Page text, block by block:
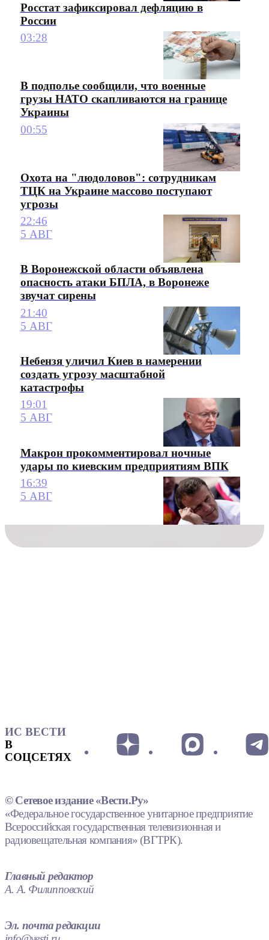
Росстат зафиксировал дефляцию в
России
03:28
В подполье сообщили, что военные
грузы НАТО скапливаются на границе
Украины
00:55
Охота на "людоловов": сотрудникам
ТЦК на Украине массово поступают
угрозы
22:46
5 АВГ
В Воронежской области объявлена
опасность атаки БПЛА, в Воронеже
звучат сирены
21:40
5 АВГ
Небензя уличил Киев в намерении
создать угрозу масштабной
катастрофы
19:01
5 АВГ
Макрон прокомментировал ночные
удары по киевским предприятиям ВПК
16:39
5 АВГ
ИС ВЕСТИ
В
СОЦСЕТЯХ
© Сетевое издание «Вести.Ру»
«Федеральное государственное унитарное предприятие
Всероссийская государственная телевизионная и
радиовещательная компания» (ВГТРК).
Главный редактор
А. А. Филипповский
Эл. почта редакции